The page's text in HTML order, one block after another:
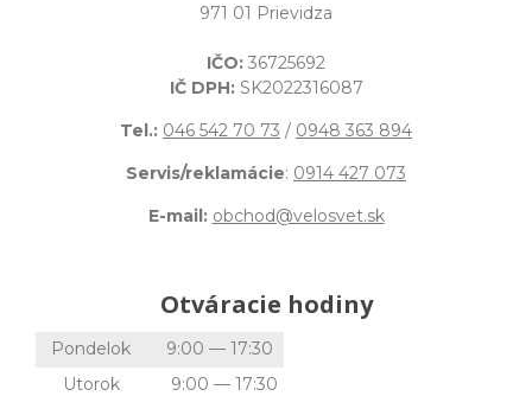
971 01 Prievidza
IČO: 36725692
IČ DPH: SK2022316087
Tel.: 046 542 70 73 / 0948 363 894
Servis/reklamácie: 0914 427 073
E-mail: obchod@velosvet.sk
Otváracie hodiny
Pondelok
9:00 — 17:30
Utorok
9:00 — 17:30